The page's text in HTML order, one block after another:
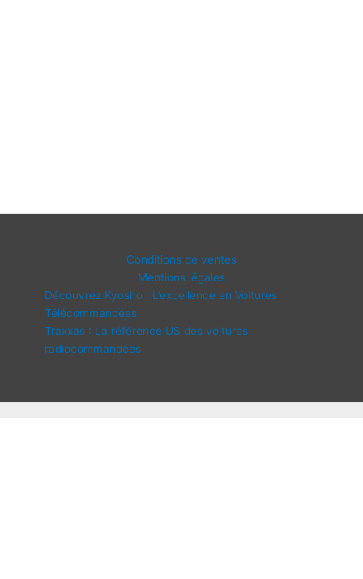
Conditions de ventes
Mentions légales
Découvrez Kyosho : L’excellence en Voitures
Télécommandées
Traxxas : La référence US des voitures
radiocommandées